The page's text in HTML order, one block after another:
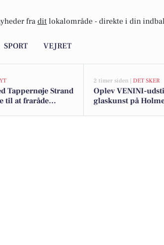
fra dit lokalområde - direkte i din
SPORT VEJRET
Tappernøje Strand
til at fraråde
2 timer siden | DET SKER
Oplev VENINI-
glaskunst på